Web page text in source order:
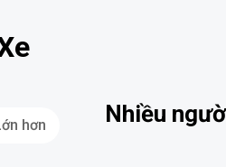
hơn Nhiều